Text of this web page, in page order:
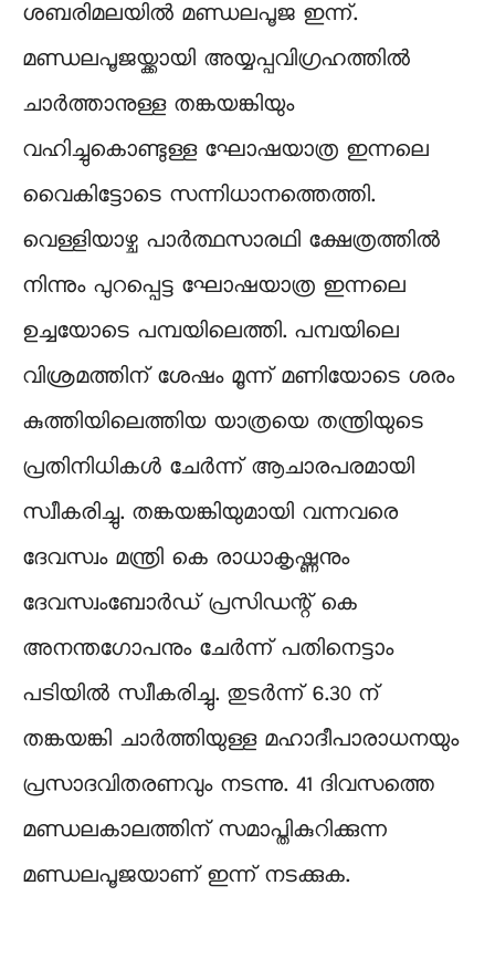
ശബരിമലയിൽ മണ്ഡലപൂജ ഇന്ന്.
മണ്ഡലപൂജയ്ക്കായി അയ്യപ്പവിഗ്രഹത്തിൽ
ചാർത്താനുള്ള തങ്കയങ്കിയും
വഹിച്ചുകൊണ്ടുള്ള ഘോഷയാത്ര ഇന്നലെ
വൈകിട്ടോടെ സന്നിധാനത്തെത്തി.
വെള്ളിയാഴ്ച പാർത്ഥസാരഥി ക്ഷേത്രത്തിൽ
നിന്നും പുറപ്പെട്ട ഘോഷയാത്ര ഇന്നലെ
ഉച്ചയോടെ പമ്പയിലെത്തി. പമ്പയിലെ
വിശ്രമത്തിന് ശേഷം മൂന്ന് മണിയോടെ ശരം
കുത്തിയിലെത്തിയ യാത്രയെ തന്ത്രിയുടെ
പ്രതിനിധികൾ ചേർന്ന് ആചാരപരമായി
സ്വീകരിച്ചു. തങ്കയങ്കിയുമായി വന്നവരെ
ദേവസ്വം മന്ത്രി കെ രാധാകൃഷ്ണനും
ദേവസ്വംബോർഡ് പ്രസിഡന്റ് കെ
അനന്തഗോപനും ചേർന്ന് പതിനെട്ടാം
പടിയിൽ സ്വീകരിച്ചു. തുടർന്ന് 6.30 ന്
തങ്കയങ്കി ചാർത്തിയുള്ള മഹാദീപാരാധനയും
പ്രസാദവിതരണവും നടന്നു. 41 ദിവസത്തെ
മണ്ഡലകാലത്തിന് സമാപ്തികുറിക്കുന്ന
മണ്ഡലപൂജയാണ് ഇന്ന് നടക്കുക.